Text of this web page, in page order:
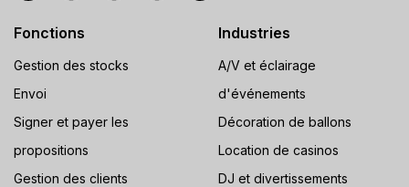
Fonctions
Gestion des stocks
Envoi
Signer et payer les
propositions
Gestion des clients
Industries
A/V et éclairage
d'événements
Décoration de ballons
Location de casinos
DJ et divertissements